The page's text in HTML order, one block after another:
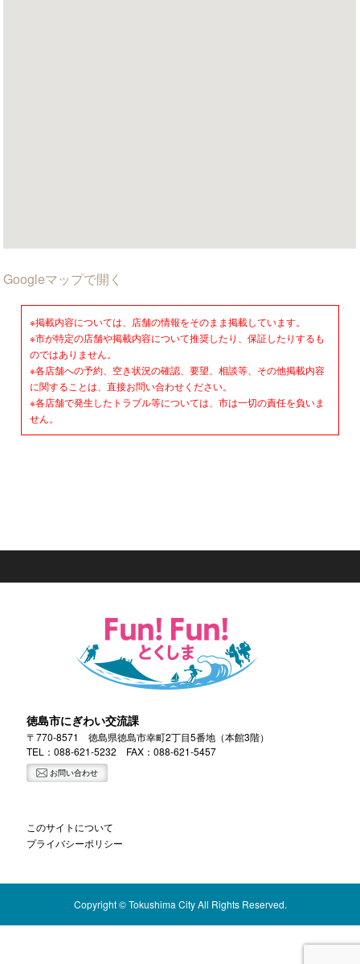
Googleマップで開く
※掲載内容については、店舗の情報をそのまま掲載しています。
※市が特定の店舗や掲載内容について推奨したり、保証したりするも
のではありません。
※各店舗への予約、空き状況の確認、要望、相談等、その他掲載内容
に関することは、直接お問い合わせください。
※各店舗で発生したトラブル等については、市は一切の責任を負いま
せん。
徳島市にぎわい交流課
〒770-8571 徳島県徳島市幸町2丁目5番地（本館3階）
TEL：088-621-5232 FAX：088-621-5457
お問い合わせ
このサイトについて
プライバシーポリシー
Copyright © Tokushima City All Rights Reserved.